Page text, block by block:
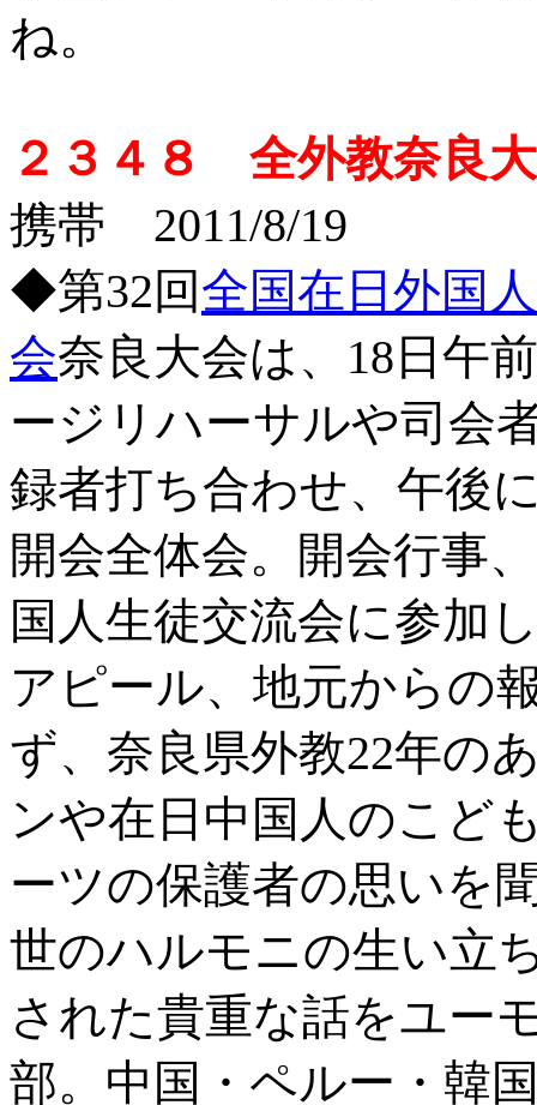
ね。
２３４８ 全外教奈良
携帯 2011/8/19
◆第32回全国在日外国
会奈良大会は、18日午
ージリハーサルや司会
録者打ち合わせ、午後
開会全体会。開会行事
国人生徒交流会に参加
アピール、地元からの
ず、奈良県外教22年の
ンや在日中国人のこど
ーツの保護者の思いを
世のハルモニの生い立
された貴重な話をユー
部。中国・ペルー・韓